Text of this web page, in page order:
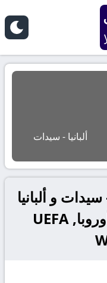
ألبانيا - سيدات
و ألبانيا
– سيدات بث مباشر في أوروبا, UEFA